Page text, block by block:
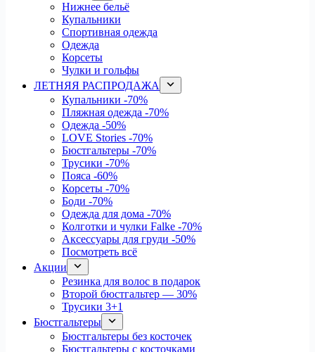
Нижнее бельё
Купальники
Спортивная одежда
Одежда
Корсеты
Чулки и гольфы
ЛЕТНЯЯ РАСПРОДАЖА
Купальники -70%
Пляжная одежда -70%
Одежда -50%
LOVE Stories -70%
Бюстгальтеры -70%
Трусики -70%
Пояса -60%
Корсеты -70%
Боди -70%
Одежда для дома -70%
Колготки и чулки Falke -70%
Аксессуары для груди -50%
Посмотреть всё
Акции
Резинка для волос в подарок
Второй бюстгальтер — 30%
Трусики 3+1
Бюстгальтеры
Бюстгальтеры без косточек
Бюстгальтеры с косточками